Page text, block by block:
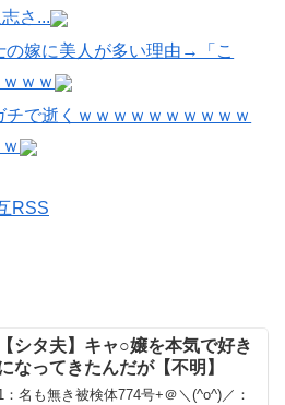
さ...
の嫁に美人が多い理由→「こ
ｗｗ
チで逝くｗｗｗｗｗｗｗｗｗｗ
RSS
【シタ夫】キャ○嬢を本気で好き
なってきたんだが【不明】
：名も無き被検体774号+＠＼(^o^)／：